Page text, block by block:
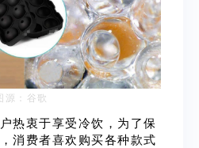
源：谷歌
热衷于享受冷饮，为了保
消费者喜欢购买各种款式